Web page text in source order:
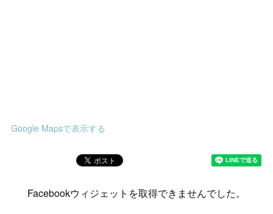
Google Mapsで表示する
Facebookウィジェットを取得できませんでした。